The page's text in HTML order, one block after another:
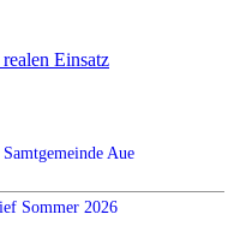
Einsatz
Aue
Sommer 2026